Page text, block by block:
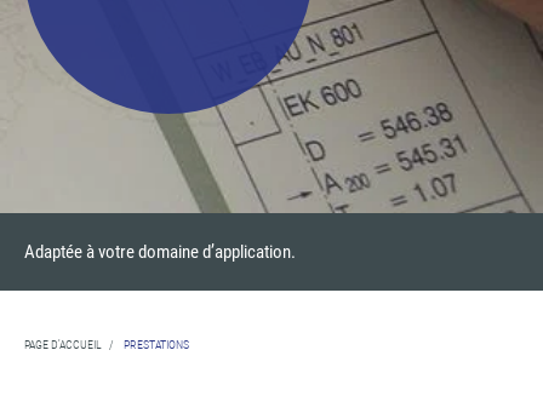
Adaptée à votre domaine d’application.
PAGE D'ACCUEIL / PRESTATIONS